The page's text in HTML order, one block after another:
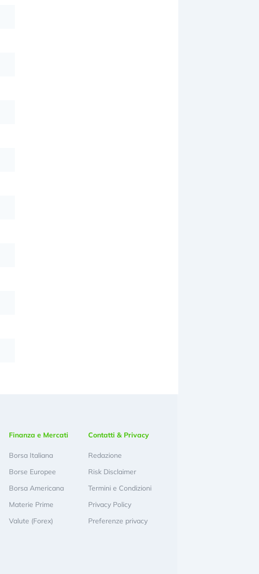
Finanza e Mercati
Borsa Italiana
Borse Europee
Borsa Americana
Materie Prime
Valute (Forex)
Contatti & Privacy
Redazione
Risk Disclaimer
Termini e Condizioni
Privacy Policy
Preferenze privacy